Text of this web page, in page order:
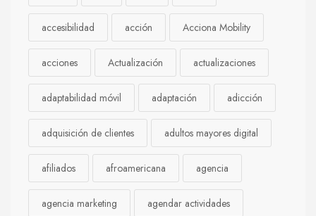
accesibilidad acción Acciona Mobility
acciones Actualización actualizaciones
adaptabilidad móvil adaptación adicción
adquisición de clientes adultos mayores digital
afiliados afroamericana agencia
agencia marketing agendar actividades